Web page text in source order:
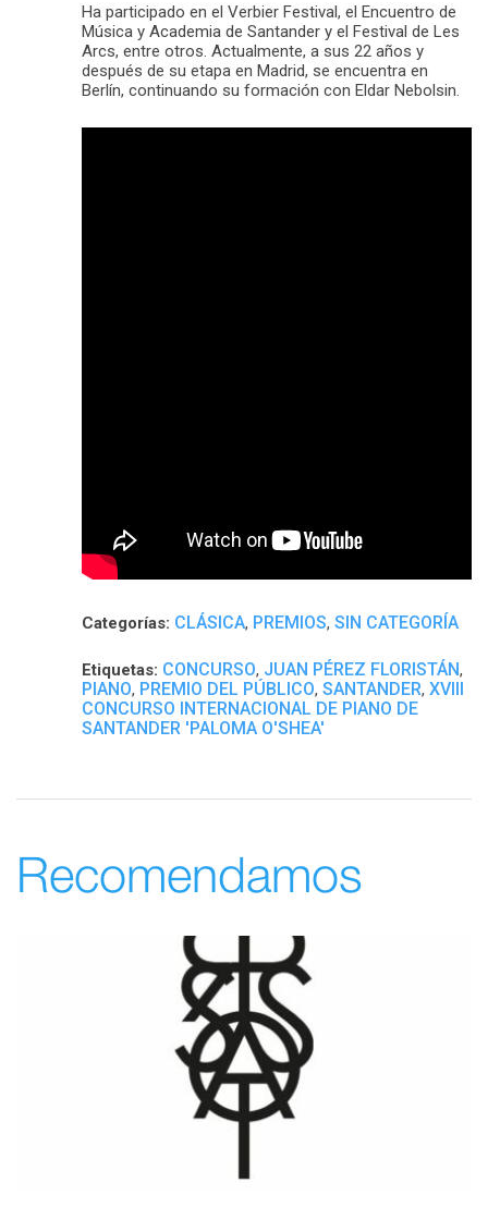
Ha participado en el Verbier Festival, el Encuentro de
Música y Academia de Santander y el Festival de Les
Arcs, entre otros. Actualmente, a sus 22 años y
después de su etapa en Madrid, se encuentra en
Berlín, continuando su formación con Eldar Nebolsin.
Categorías: CLÁSICA, PREMIOS, SIN CATEGORÍA
Etiquetas: CONCURSO, JUAN PÉREZ FLORISTÁN,
PIANO, PREMIO DEL PÚBLICO, SANTANDER, XVIII
CONCURSO INTERNACIONAL DE PIANO DE
SANTANDER 'PALOMA O'SHEA'
Recomendamos